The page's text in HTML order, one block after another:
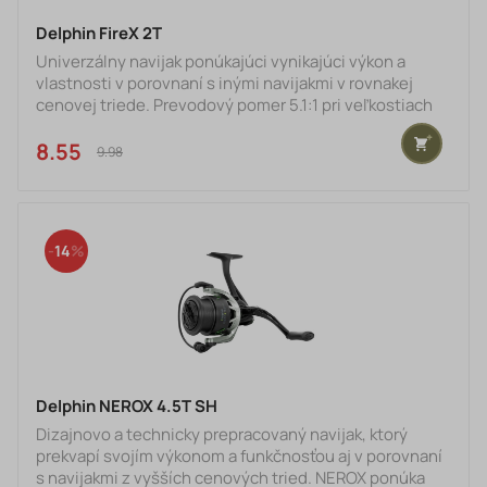
Delphin FireX 2T
Univerzálny navijak ponúkajúci vynikajúci výkon a
vlastnosti v porovnaní s inými navijakmi v rovnakej
cenovej triede. Prevodový pomer 5.1:1 pri veľkostiach
zabezpečuje optimálny návin na jedno otočenie, čo
oceníte pri sťahovaní montáží alebo vedení nástrahy
kovová cievka s efektnými oranžovými výrezmi a líniou
na
8.55 €9.98 €
14
Delphin NEROX 4.5T SH
Dizajnovo a technicky prepracovaný navijak, ktorý
prekvapí svojím výkonom a funkčnosťou aj v porovnaní
s navijakmi z vyšších cenových tried. NEROX ponúka